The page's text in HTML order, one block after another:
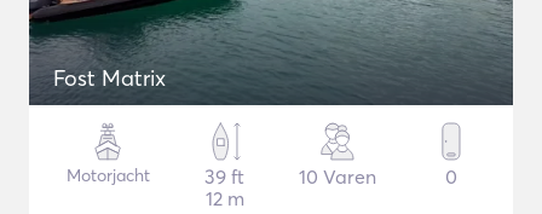
Fost Matrix
Motorjacht
39 ft
12 m
10 Varen 0